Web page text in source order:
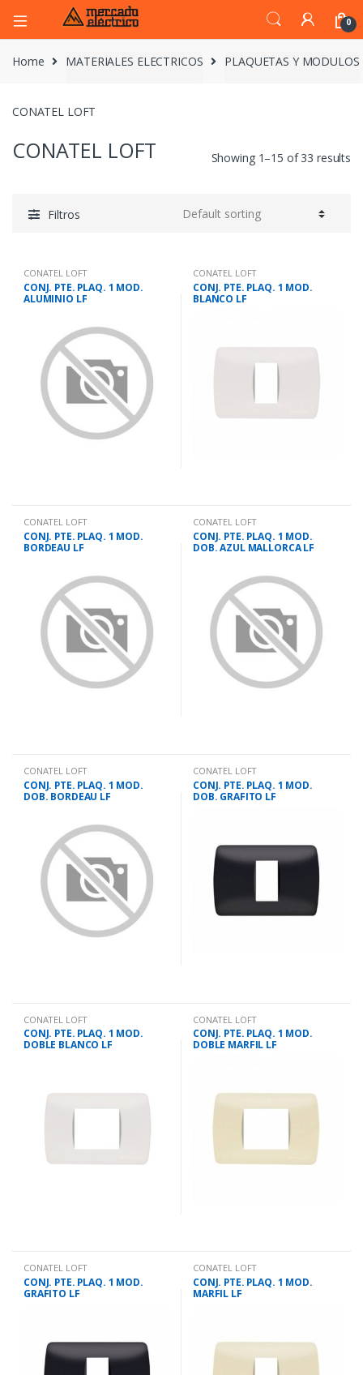
0
Home MATERIALES ELECTRICOS PLAQUETAS Y MODULOS
CONATEL LOFT
CONATEL LOFT Showing 1–15 of 33 results
Filtros
CONATEL LOFT
CONJ. PTE. PLAQ. 1 MOD.
ALUMINIO LF
CONATEL LOFT
CONJ. PTE. PLAQ. 1 MOD.
BLANCO LF
CONATEL LOFT
CONJ. PTE. PLAQ. 1 MOD.
BORDEAU LF
CONATEL LOFT
CONJ. PTE. PLAQ. 1 MOD.
DOB. AZUL MALLORCA LF
CONATEL LOFT
CONJ. PTE. PLAQ. 1 MOD.
DOB. BORDEAU LF
CONATEL LOFT
CONJ. PTE. PLAQ. 1 MOD.
DOB. GRAFITO LF
CONATEL LOFT
CONJ. PTE. PLAQ. 1 MOD.
DOBLE BLANCO LF
CONATEL LOFT
CONJ. PTE. PLAQ. 1 MOD.
DOBLE MARFIL LF
CONATEL LOFT
CONJ. PTE. PLAQ. 1 MOD.
GRAFITO LF
CONATEL LOFT
CONJ. PTE. PLAQ. 1 MOD.
MARFIL LF